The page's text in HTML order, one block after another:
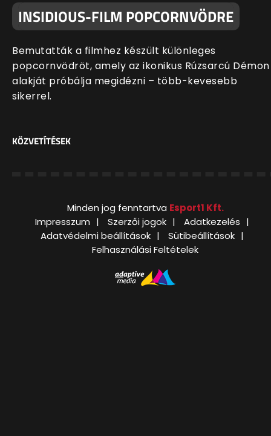
INSIDIOUS-FILM POPCORNVÖDRE
Bemutatták a filmhez készült különleges
popcornvödröt, amely az ikonikus Rúzsarcú Démon
alakját próbálja megidézni – több-kevesebb
sikerrel.
KÖZVETÍTÉSEK
Minden jog fenntartva Esport1 Kft.
Impresszum
Szerzői jogok
Adatkezelés
Adatvédelmi beállítások
Sütibeállítások
Felhasználási Feltételek